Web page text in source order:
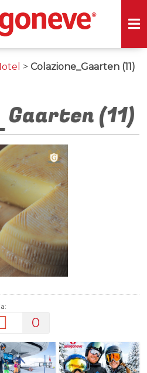
>Colazione_Gaarten (11)
(11)
0